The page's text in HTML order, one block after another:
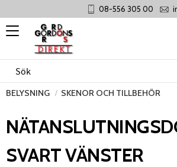
Meny
08-556 305 00
BELYSNING SKENOR OCH TILLBEHÖR
SVART VÄNSTER